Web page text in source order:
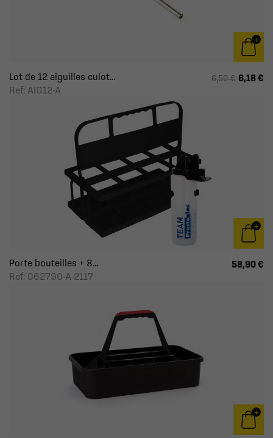
Lot de 12 aiguilles culot...
Ref: AIG12-A
6,50 € 6,18 €
Porte bouteilles + 8...
Ref: 062790-A-2117
58,90 €